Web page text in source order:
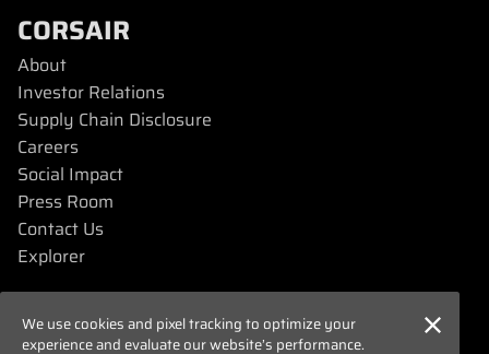
CORSAIR
About
Investor Relations
Supply Chain Disclosure
Careers
Social Impact
Press Room
Contact Us
Explorer
SUPPORT
We use cookies and pixel tracking to optimize your
experience and evaluate our website’s performance.